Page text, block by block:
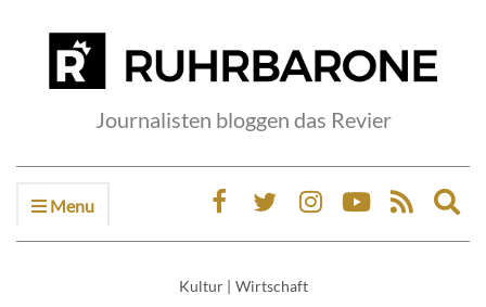
Journalisten bloggen das Revier
Menu
Kultur | Wirtschaft